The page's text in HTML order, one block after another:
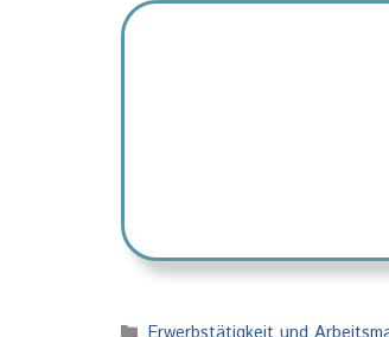
Kategorien